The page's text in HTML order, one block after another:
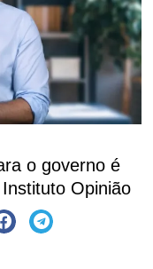
o governo é
Opinião